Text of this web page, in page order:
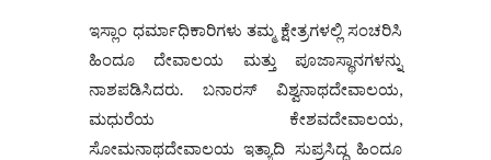
ಇಸ್ಲಾಂ ಧರ್ಮಾಧಿಕಾರಿಗಳು ತಮ್ಮ ಕ್ಷೇತ್ರಗಳಲ್ಲಿ ಸಂಚರಿಸಿ
ಹಿಂದೂ ದೇವಾಲಯ ಮತ್ತು ಪೂಜಾಸ್ಥಾನಗಳನ್ನು
ನಾಶಪಡಿಸಿದರು. ಬನಾರಸ್‌ ವಿಶ್ವನಾಥದೇವಾಲಯ,
ಮಧುರೆಯ ಕೇಶವದೇವಾಲಯ,
ಸೋಮನಾಥದೇವಾಲಯ ಇತ್ಯಾದಿ ಸುಪ್ರಸಿದ್ಧ ಹಿಂದೂ